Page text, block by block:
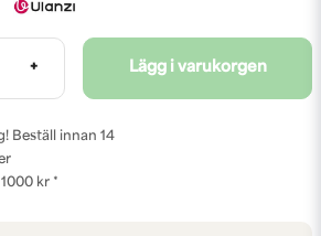
+ Lägg i varukorgen
Beställ innan 14
kr *